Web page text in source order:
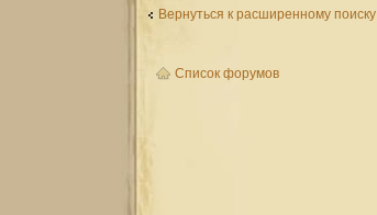
Вернуться к расширенному поиску
Список форумов